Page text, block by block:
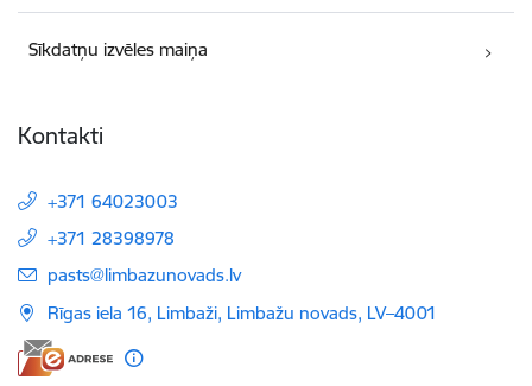
Sīkdatņu izvēles maiņa
Kontakti
+371 64023003
+371 28398978
E-pasts:
pasts@limbazunovads.lv
Rīgas iela 16, Limbaži, Limbažu novads, LV–4001